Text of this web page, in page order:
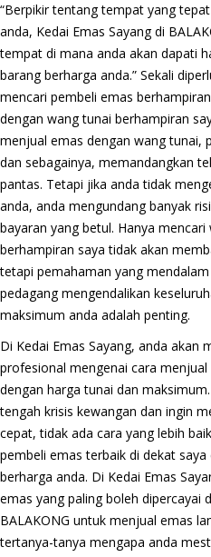
“Berpikir tentang tempat yang
anda, Kedai Emas Sayang di
tempat di mana anda akan dapati
barang berharga anda.” Sekali
mencari pembeli emas
dengan wang tunai berhampiran
menjual emas dengan wang tunai,
dan sebagainya, memandangkan
pantas. Tetapi jika anda tidak
anda, anda mengundang banyak
bayaran yang betul. Hanya
berhampiran saya tidak akan
tetapi pemahaman yang
pedagang mengendalikan
maksimum anda adalah penting.
Di Kedai Emas Sayang, anda akan
profesional mengenai cara
dengan harga tunai dan
tengah krisis kewangan dan ingin
cepat, tidak ada cara yang lebih
pembeli emas terbaik di dekat
berharga anda. Di Kedai Emas
emas yang paling boleh dipercayai
BALAKONG untuk menjual emas
tertanya-tanya mengapa anda